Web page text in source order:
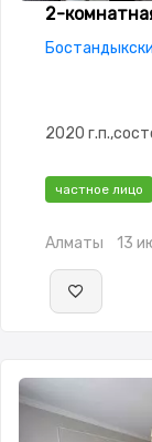
2-
2020
частное лицо
Алматы 13